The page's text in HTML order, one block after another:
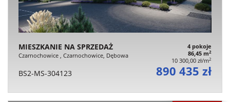
MIESZKANIE NA SPRZEDAŻ
Czarnochowice , Czarnochowice, Dębowa
4 pokoje
86,45 m2
10 300,00 zł/m2
BS2-MS-304123 890 435 zł